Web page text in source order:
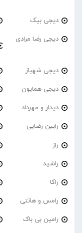
دیجی بیک
دیجی رضا مرادی
دیجی شهباز
دیجی همایون
دیدار و مهرداد
رابین رضایی
راز
راشید
راکا
رامس و هانتی
رامین بی باک